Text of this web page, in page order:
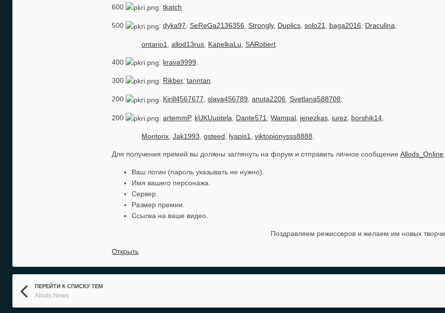
600 : tkatch
500 : dyka97, SeReGa2136356, Strongly, Duplics, solo21, baga2016, Draculina,
ontario1 allod13rus KapelkaLu SARobert
400 : krava9999
300 : Rikber, tanntan
200 : Kirill4567677, slava456789, anuta2206, Svetlana588708.
200 : artemmP, kUKUuptela Dante571 Wampal jenezkas iurez borshik14
Montorix Jak1993 gsteed lyapis1 viktopionysss8888
Для получения премий вы должны заглянуть на форум и отправить личное сообщение Allods_Online
Ваш логин (пароль указывать не нужно).
Имя вашего персонажа.
Сервер.
Размер премии.
Ссылка на ваше видео.
Поздравляем режиссеров и желаем им новых
Открыть
ПЕРЕЙТИ К СПИСКУ ТЕМ
Allods News